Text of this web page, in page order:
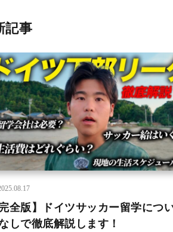
記事
完全版】ドイツサッカー留学につ
しで徹底解説します！